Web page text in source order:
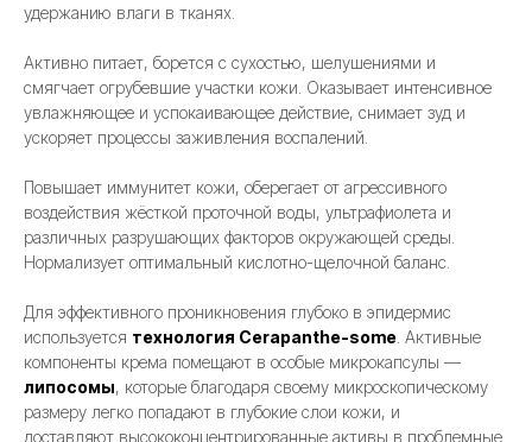
удержанию влаги в тканях.
Активно питает, борется с сухостью, шелушениями и
смягчает огрубевшие участки кожи. Оказывает интенсивное
увлажняющее и успокаивающее действие, снимает зуд и
ускоряет процессы заживления воспалений.
Повышает иммунитет кожи, оберегает от агрессивного
воздействия жёсткой проточной воды, ультрафиолета и
различных разрушающих факторов окружающей среды.
Нормализует оптимальный кислотно-щелочной баланс.
Для эффективного проникновения глубоко в эпидермис
используется технология Cerapanthe-some . Активные
компоненты крема помещают в особые микрокапсулы —
липосомы, которые благодаря своему микроскопическому
размеру легко попадают в глубокие слои кожи, и
доставляют высококонцентрированные активы в проблемные